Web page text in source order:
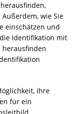
wie Sie
einschätzen und
Identifikation mit
Ihre
für ein